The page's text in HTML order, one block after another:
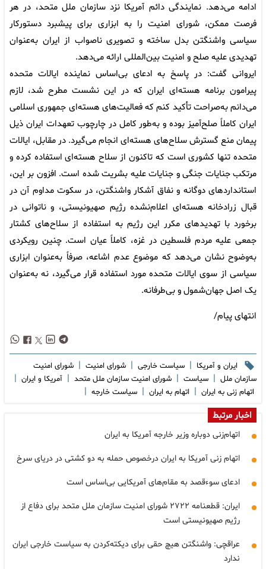
ادامه می‌دهد. نمایندگی دائم آمریکا نزد سازمان ملل متحد، در هر
فرصت ممکن، شورای امنیت را به ابزاری برای پیشبرد دستورکار
سیاسی واشنگتن بدل ساخته و تصویری ناصواب از ایران به‌عنوان
تهدیدی علیه صلح و امنیت بین‌المللی ارائه می‌دهد.
ایروانی گفت: در پاسخ به ادعای بی‌اساس نماینده ایالات متحده
پیرامون برنامه هسته‌ای ایران که در این نشست مطرح شد، لازم
می‌دانم به‌صراحت تأکید کنم که فعالیت‌های هسته‌ای جمهوری اسلامی
ایران کاملاً صلح‌آمیز بوده و به‌طور کامل در چارچوب تعهدات ایران ذیل
پیمان منع گسترش سلاح‌های هسته‌ای انجام می‌گیرد. در مقابل، ایالات
متحده تنها کشوری است که تاکنون از سلاح هسته‌ای استفاده کرده و
مرتکب جنایات جنگی و جنایات علیه بشریت شده است. افزون بر این،
استانداردهای دوگانه و نفاق آشکار واشنگتن، در سکوت مداوم آن در
قبال زرادخانه هسته‌ای اعلام‌نشده رژیم صهیونیستی، و ناتوانی در
برخورد با تهدیدهای مکرر این رژیم به استفاده از سلاح‌های کشتار
جمعی علیه مردم فلسطین در غزه، کاملاً عیان است. چنین رویکردی
به‌وضوح نشان می‌دهد که موضوع عدم اشاعه، صرفاً به‌عنوان ابزاری
سیاسی از سوی ایالات متحده مورد استفاده قرار می‌گیرد، نه به‌عنوان
یک اصل جهان‌شمول و بی‌طرفانه.
انتهای پیام/
ایران و آمریکا | سیاست خارجی | شورای امنیت | شورای امنیت
سازمان ملل | سیاست | شورای امنیت سازمان ملل متحد | آمریکا و ایران |
اتهام زنی به ایران | اتهام به ایران | سیاست خارجه |
اخبار مرتبط
اتهام‌زنی دوباره وزیر خارجه آمریکا به ایران
اتهام زنی آمریکا به ایران درخصوص حمله به دو کشتی در دریای سرخ
ادعای سوءقصد به مقام‌های آمریکایی بی‌اساس است
ایران: قطعنامه ۲۷۲۲ شورای امنیت سازمان ملل متحد برای دفاع از
رژیم صهیونیستی است
عراقچی: واشنگتن هیچ حقی برای دیکته‌کردن به سیاست خارجی ایران
ندارد